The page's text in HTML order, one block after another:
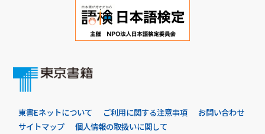
東書Eネットについて ご利用に関する注意事項
お問い合わせ
サイトマップ
個人情報の取扱いに関して